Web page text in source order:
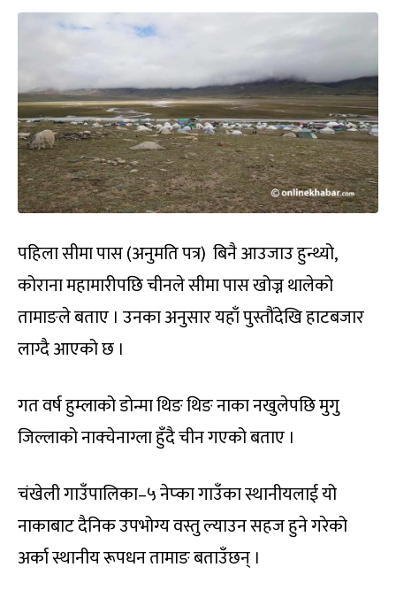
पहिला सीमा पास (अनुमति पत्र) बिनै आउजाउ हुन्थ्यो,
कोराना महामारीपछि चीनले सीमा पास खोज्न थालेको
तामाङले बताए । उनका अनुसार यहाँ पुस्तौंदेखि हाटबजार
लाग्दै आएको छ ।
गत वर्ष हुम्लाको डोन्मा थिङ थिङ नाका नखुलेपछि मुगु
जिल्लाको नाक्चेनाग्ला हुँदै चीन गएको बताए ।
चंखेली गाउँपालिका–५ नेप्का गाउँका स्थानीयलाई यो
नाकाबाट दैनिक उपभोग्य वस्तु ल्याउन सहज हुने गरेको
अर्का स्थानीय रूपधन तामाङ बताउँछन् ।